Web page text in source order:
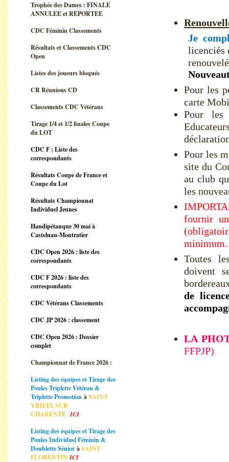
Trophée des Dames : FINALE
ANNULEE et REPORTEE
CDC Féminin Classements
Résultats et Classements CDC
Open
Listes des joueurs bloqués
CR Réunions CD
Classements CDC Vétérans
Tirage 1/4 et 1/2 finales Coupe
du LOT
CDC F : Liste des
correspondants
Résultats Coupe de France et
Coupe du Lot
Résultats Championnat
Individuel Jeunes
Handipétanque 30 mai à
Castelnau-Montratier
CDC Open 2026 : liste des
correspondants
CDC F 2026 : liste des
correspondants
CDC Vétérans Classements
CDC JP 2026 : classement
CDC Open 2026 : Dossier
complet
Championnat de France 2026 :
Listing des équipes et Tirage des
Poules Triplette Vétéran &
Triplette Promotion àSAINT
YRIEIX SUR
CHARENTEICI
Listing des équipes et Tirage des
Poules Individuel Féminin &
Doublette Sénior àSAINT
FLORENTINICI
Je
licenciés
Pour les
carte
Pour les
Pour les
site du
au club
les
fournir
minimum.
Toutes
doivent
de
LA
FFPJP)